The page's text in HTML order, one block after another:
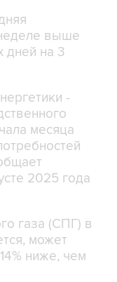
выше
дней на 3
-
месяца
2025 года
газа (СПГ) в
может
ниже, чем